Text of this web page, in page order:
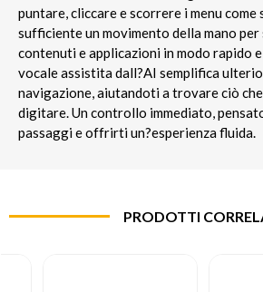
puntare, cliccare e scorrere i menu come
sufficiente un movimento della mano
contenuti e applicazioni in modo rapido
vocale assistita dall?AI semplifica
navigazione, aiutandoti a trovare ciò
digitare. Un controllo immediato,
passaggi e offrirti un?esperienza fluida.
PRODOTTI